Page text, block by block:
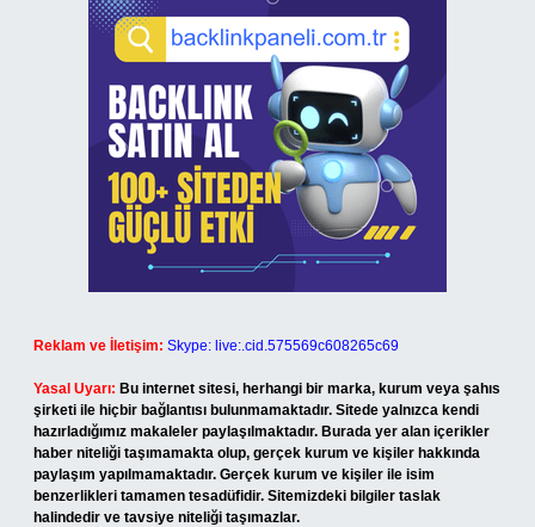
Reklam ve İletişim: Skype: live:.cid.575569c608265c69
Yasal Uyarı: Bu internet sitesi, herhangi bir marka, kurum veya şahıs
şirketi ile hiçbir bağlantısı bulunmamaktadır. Sitede yalnızca kendi
hazırladığımız makaleler paylaşılmaktadır. Burada yer alan içerikler
haber niteliği taşımamakta olup, gerçek kurum ve kişiler hakkında
paylaşım yapılmamaktadır. Gerçek kurum ve kişiler ile isim
benzerlikleri tamamen tesadüfidir. Sitemizdeki bilgiler taslak
halindedir ve tavsiye niteliği taşımazlar.